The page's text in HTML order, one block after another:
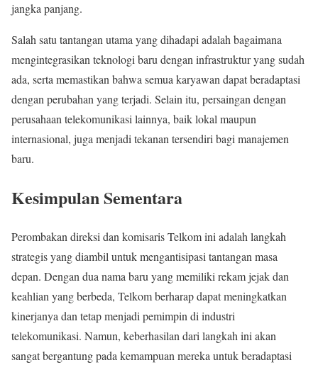
jangka panjang.
Salah satu tantangan utama yang dihadapi adalah bagaimana
mengintegrasikan teknologi baru dengan infrastruktur yang sudah
ada, serta memastikan bahwa semua karyawan dapat beradaptasi
dengan perubahan yang terjadi. Selain itu, persaingan dengan
perusahaan telekomunikasi lainnya, baik lokal maupun
internasional, juga menjadi tekanan tersendiri bagi manajemen
baru.
Kesimpulan Sementara
Perombakan direksi dan komisaris Telkom ini adalah langkah
strategis yang diambil untuk mengantisipasi tantangan masa
depan. Dengan dua nama baru yang memiliki rekam jejak dan
keahlian yang berbeda, Telkom berharap dapat meningkatkan
kinerjanya dan tetap menjadi pemimpin di industri
telekomunikasi. Namun, keberhasilan dari langkah ini akan
sangat bergantung pada kemampuan mereka untuk beradaptasi